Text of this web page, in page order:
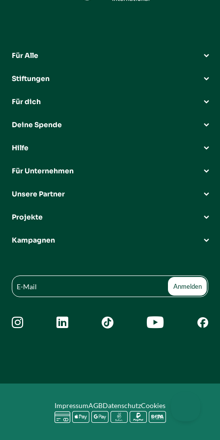
Für Alle
Stiftungen
Für dich
Deine Spende
Hilfe
Für Unternehmen
Unsere Partner
Projekte
Kampagnen
    
ImpressumAGBDatenschutzCookies
     